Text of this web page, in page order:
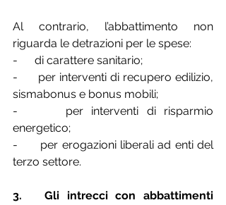
Al contrario, l’abbattimento non
riguarda le detrazioni per le spese:
-      di carattere sanitario;
-      per interventi di recupero edilizio,
sismabonus e bonus mobili;
-      per interventi di risparmio
energetico;
-      per erogazioni liberali ad enti del
terzo settore.
3.   Gli intrecci con abbattimenti